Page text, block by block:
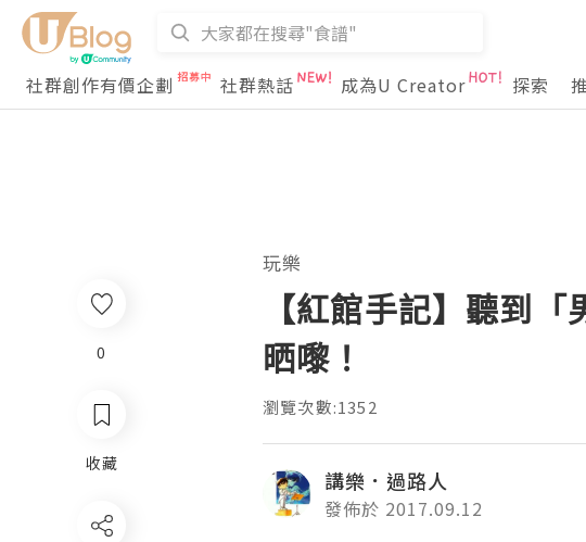
社群創作有價企劃
社群熱話 成為U Creator 探索
0
收藏
玩樂
【紅館手記】聽到
晒嚟！
瀏覽次數:1352
講樂．過路人
發佈於 2017.09.12